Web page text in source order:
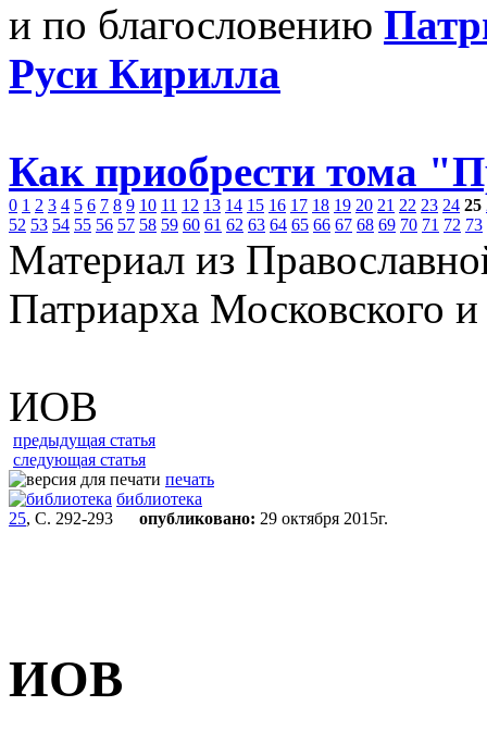
и по благословению
Руси Кирилла
Как приобрести тома
0 1 2 3 4 5 6 7 8 9 10 11 12 13 14 15 16 17 18 19 20 21 22 23 24 25
52 53 54 55 56 57 58 59 60 61 62 63 64 65 66 67 68 69 70 71 72 73
Материал из
Патриарха Московского
ИОВ
предыдущая статья
следующая статья
печать
библиотека
25, С. 292-293 опубликовано: 29 октября 2015г.
ИОВ